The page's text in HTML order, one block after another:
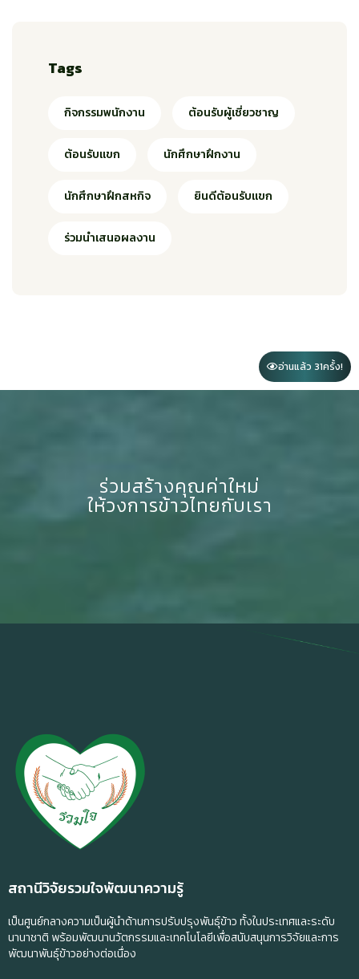
Tags
กิจกรรมพนักงาน ต้อนรับผู้เชี่ยวชาญ
ต้อนรับแขก นักศึกษาฝึกงาน
นักศึกษาฝึกสหกิจ ยินดีต้อนรับแขก
ร่วมนำเสนอผลงาน
อ่านแล้ว 31ครั้ง!
ร่วมสร้างคุณค่าใหม่
ให้วงการข้าวไทยกับเรา
สถานีวิจัยรวมใจพัฒนาความรู้
เป็นศูนย์กลางความเป็นผู้นำด้านการปรับปรุงพันธุ์ข้าว ทั้งในประเทศและระดับ
นานาชาติ พร้อมพัฒนานวัตกรรมและเทคโนโลยีเพื่อสนับสนุนการวิจัยและการ
พัฒนาพันธุ์ข้าวอย่างต่อเนื่อง